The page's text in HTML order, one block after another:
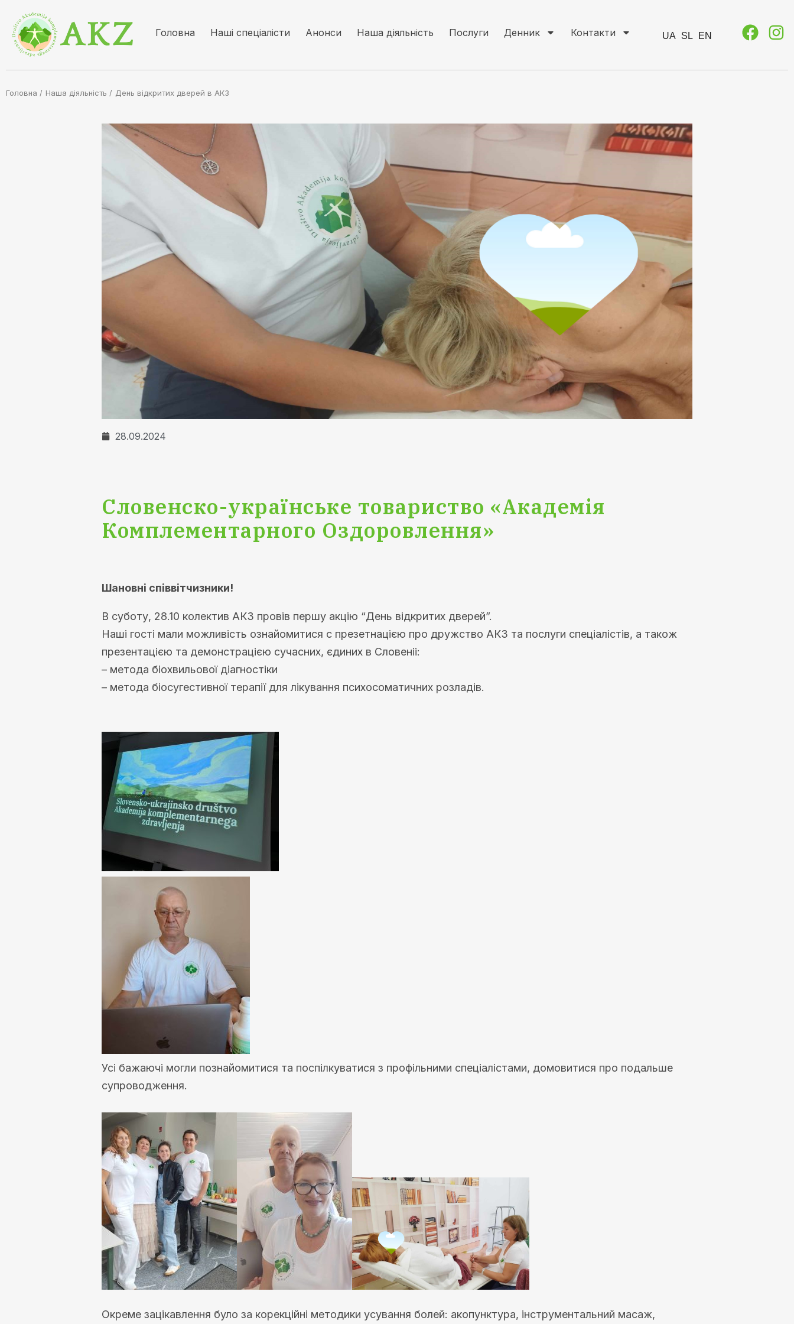
Головна Наші спеціалісти Анонси Наша діяльність Послуги Денник Контакти UA SL EN
Головна / Наша діяльність / День відкритих дверей в АКЗ
28.09.2024
Словенско-українське товариство «Академія
Комплементарного Оздоровлення»
Шановні співвітчизники!
В суботу, 28.10 колектив АКЗ провів першу акцію “День відкритих дверей”.
Наші гості мали можливість ознайомитися с презетнацією про дружство АКЗ та послуги спеціалістів, а також
презентацією та демонстрацією сучасних, єдиних в Словеніі:
– метода біохвильової діагностіки
– метода біосугестивної терапії для лікування психосоматичних розладів.
Усі бажаючі могли познайомитися та поспілкуватися з профільними спеціалістами, домовитися про подальше
супроводження.
Окреме зацікавлення було за корекційні методики усування болей: акопунктура, інструментальний масаж,